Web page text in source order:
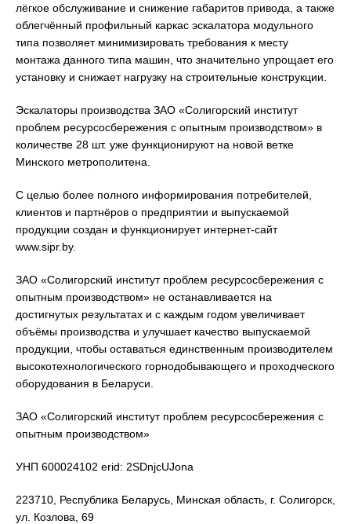
лёгкое обслуживание и снижение габаритов привода, а также
облегчённый профильный каркас эскалатора модульного
типа позволяет минимизировать требования к месту
монтажа данного типа машин, что значительно упрощает его
установку и снижает нагрузку на строительные конструкции.
Эскалаторы производства ЗАО «Солигорский институт
проблем ресурсосбережения с опытным производством» в
количестве 28 шт. уже функционируют на новой ветке
Минского метрополитена.
С целью более полного информирования потребителей,
клиентов и партнёров о предприятии и выпускаемой
продукции создан и функционирует интернет-сайт
www.sipr.by.
ЗАО «Солигорский институт проблем ресурсосбережения с
опытным производством» не останавливается на
достигнутых результатах и с каждым годом увеличивает
объёмы производства и улучшает качество выпускаемой
продукции, чтобы оставаться единственным производителем
высокотехнологического горнодобывающего и проходческого
оборудования в Беларуси.
ЗАО «Солигорский институт проблем ресурсосбережения с
опытным производством»
УНП 600024102 erid: 2SDnjcUJona
223710, Республика Беларусь, Минская область, г. Солигорск,
ул. Козлова, 69